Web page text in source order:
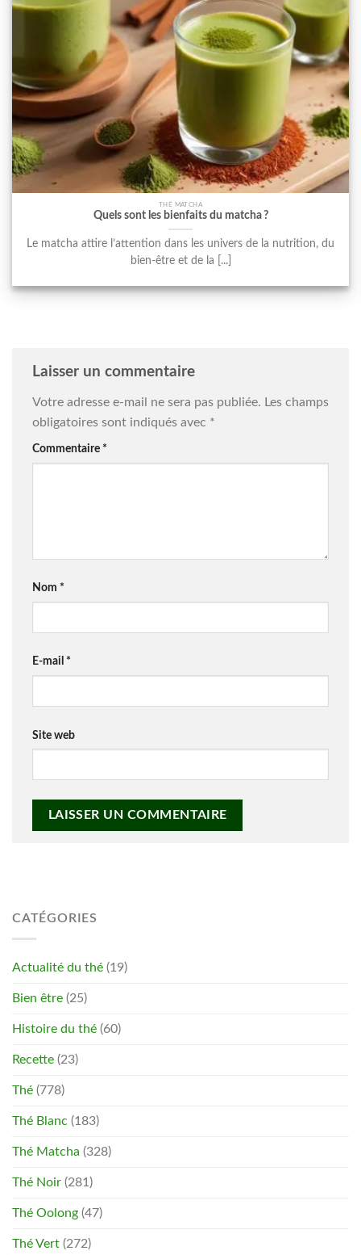
THÉ MATCHA
Quels sont les bienfaits du matcha ?
Le matcha attire l’attention dans les univers de la nutrition, du
bien-être et de la [...]
Laisser un commentaire
Votre adresse e-mail ne sera pas publiée. Les champs
obligatoires sont indiqués avec *
Commentaire *
Nom *
E-mail *
Site web
CATÉGORIES
Actualité du thé (19)
Bien être (25)
Histoire du thé (60)
Recette (23)
Thé (778)
Thé Blanc (183)
Thé Matcha (328)
Thé Noir (281)
Thé Oolong (47)
Thé Vert (272)